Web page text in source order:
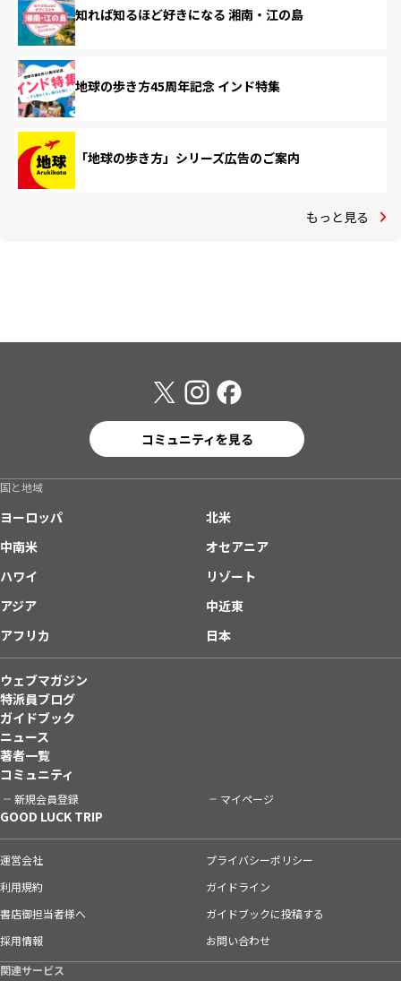
知れば知るほど好きになる 湘南・江の島
地球の歩き方45周年記念 インド特集
「地球の歩き方」シリーズ広告のご案内
もっと見る
コミュニティを見る
国と地域
ヨーロッパ
北米
中南米
オセアニア
ハワイ
リゾート
アジア
中近東
アフリカ
日本
ウェブマガジン
特派員ブログ
ガイドブック
ニュース
著者一覧
コミュニティ
新規会員登録 マイページ
GOOD LUCK TRIP
運営会社
プライバシーポリシー
利用規約
ガイドライン
書店御担当者様へ
ガイドブックに投稿する
採用情報
お問い合わせ
関連サービス